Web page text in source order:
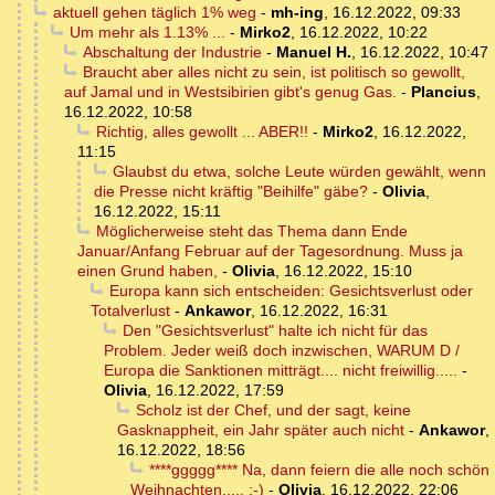
aktuell gehen täglich 1% weg - mh-ing, 16.12.2022, 09:33
Um mehr als 1.13% ... - Mirko2, 16.12.2022, 10:22
Abschaltung der Industrie- Manuel H., 16.12.2022, 10:47
Braucht aber alles nicht zu sein, ist politisch so gewollt,
auf Jamal und in Westsibirien gibt's genug Gas. - Plancius,
16.12.2022, 10:58
Richtig, alles gewollt ... ABER!! - Mirko2, 16.12.2022,
11:15
Glaubst du etwa, solche Leute würden gewählt, wenn
die Presse nicht kräftig "Beihilfe" gäbe? - Olivia,
16.12.2022, 15:11
Möglicherweise steht das Thema dann Ende
Januar/Anfang Februar auf der Tagesordnung. Muss ja
einen Grund haben, - Olivia, 16.12.2022, 15:10
Europa kann sich entscheiden: Gesichtsverlust oder
Totalverlust - Ankawor, 16.12.2022, 16:31
Den "Gesichtsverlust" halte ich nicht für das
Problem. Jeder weiß doch inzwischen, WARUM D /
Europa die Sanktionen mitträgt.... nicht freiwillig..... -
Olivia, 16.12.2022, 17:59
Scholz ist der Chef, und der sagt, keine
Gasknappheit, ein Jahr später auch nicht - Ankawor,
16.12.2022, 18:56
****ggggg**** Na, dann feiern die alle noch schön
Weihnachten..... :-) - Olivia, 16.12.2022, 22:06